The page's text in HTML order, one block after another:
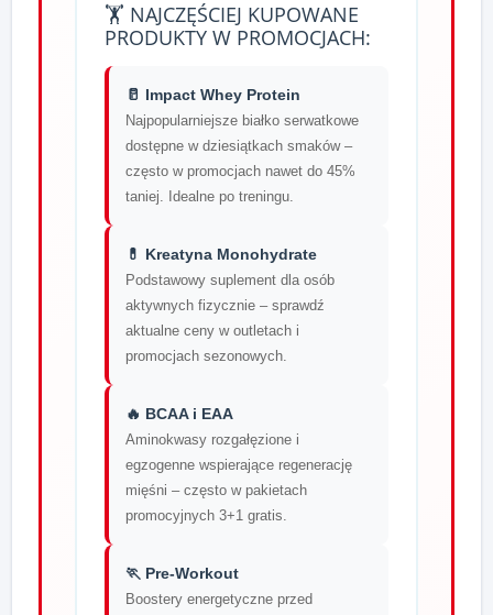
🏋️️ NAJCZĘŚCIEJ KUPOWANE
PRODUKTY W PROMOCJACH:
🥛 Impact Whey Protein
Najpopularniejsze białko serwatkowe
dostępne w dziesiątkach smaków –
często w promocjach nawet do 45%
taniej. Idealne po treningu.
💊 Kreatyna Monohydrate
Podstawowy suplement dla osób
aktywnych fizycznie – sprawdź
aktualne ceny w outletach i
promocjach sezonowych.
🔥 BCAA i EAA
Aminokwasy rozgałęzione i
egzogenne wspierające regenerację
mięśni – często w pakietach
promocyjnych 3+1 gratis.
🏃 Pre-Workout
Boostery energetyczne przed